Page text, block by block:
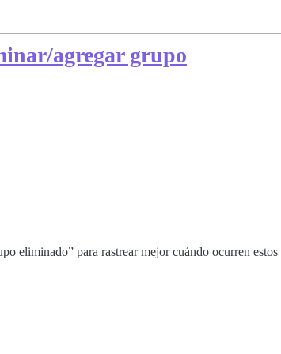
agregar grupo
eliminado” para rastrear mejor cuándo ocurren